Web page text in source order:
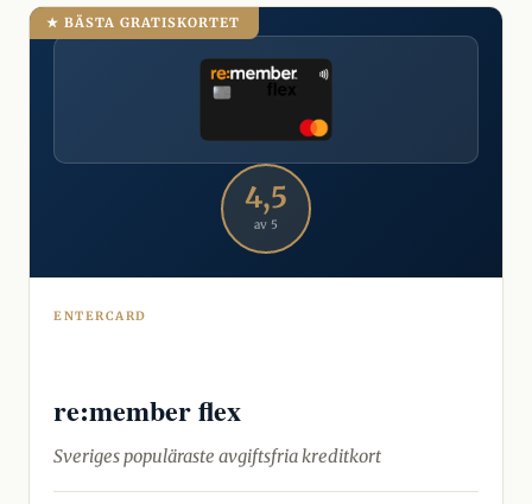
★ BÄSTA GRATISKORTET
4,5
av 5
ENTERCARD
re:member flex
Sveriges populäraste avgiftsfria kreditkort